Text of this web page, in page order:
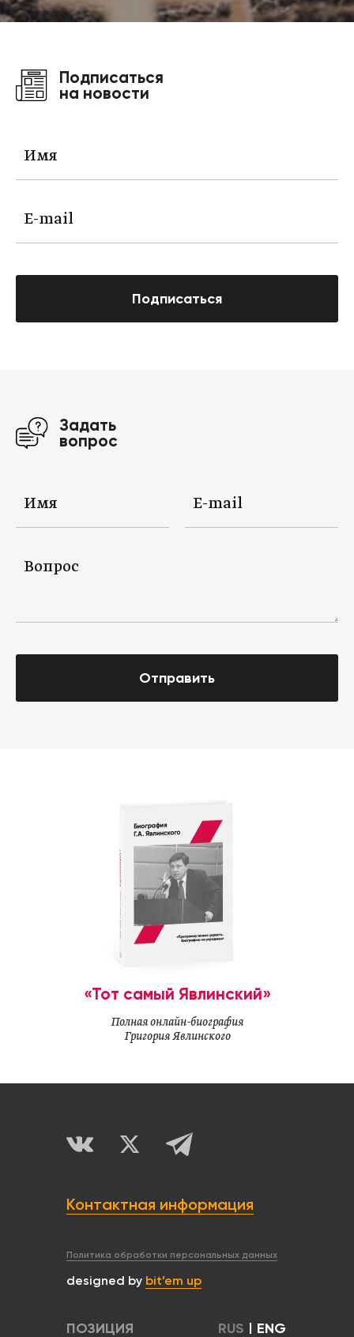
Подписаться
на новости
Подписаться
Задать
вопрос
Отправить
«Тот самый Явлинский»
Полная онлайн-биография
Григория Явлинского
Контактная информация
Политика обработки персональных данных
designed by bit’em up
ПОЗИЦИЯ RUS | ENG